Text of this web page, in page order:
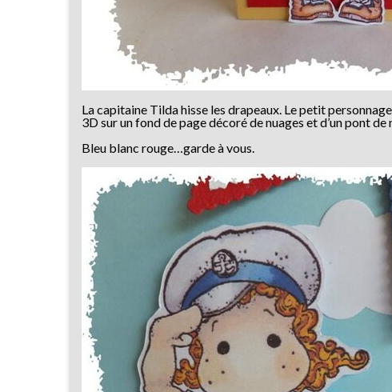
La capitaine Tilda hisse les drapeaux. Le petit
3D sur un fond de page décoré de nuages et d’un pont
Bleu blanc rouge…garde à vous.